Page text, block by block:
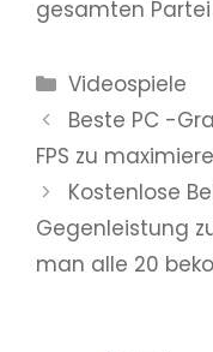
gesamten
Kategorien
Videospiele
Beste PC -
FPS zu
Kostenlose
Gegenleistung
man alle 20